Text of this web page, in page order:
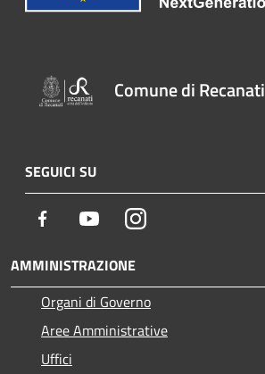
Comune di Recanati
SEGUICI SU
Facebook YoutubeInstagram
AMMINISTRAZIONE
Organi di Governo
Aree Amministrative
Uffici